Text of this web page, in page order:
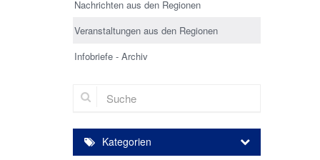
Nachrichten aus den Regionen
Veranstaltungen aus den Regionen
Infobriefe - Archiv
Suche
Kategorien